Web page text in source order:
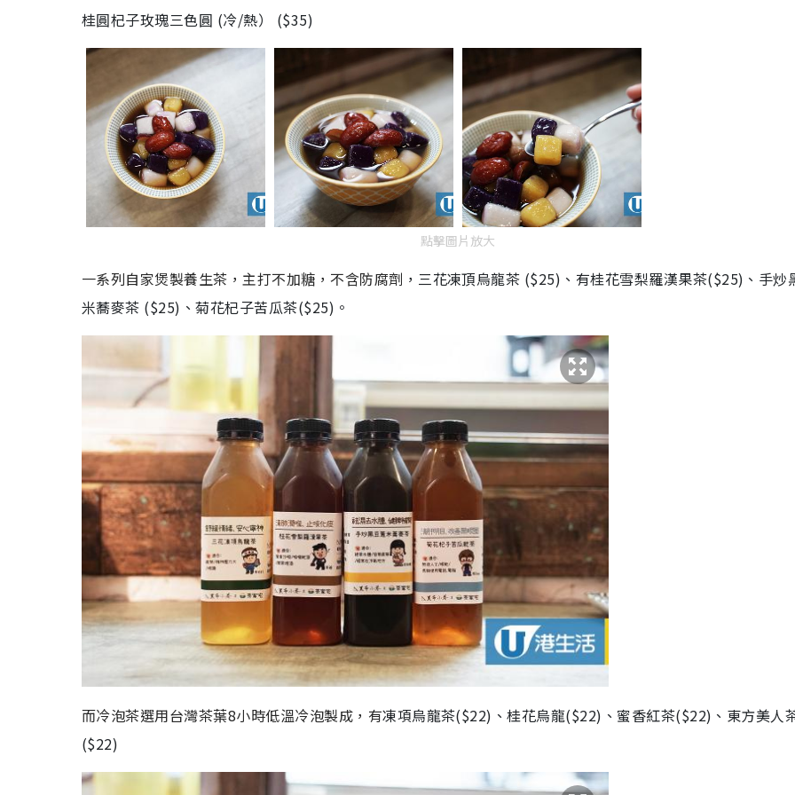
桂圓杞子玫瑰三色圓 (冷/熱） ($35)
點擊圖片放大
一系列自家煲製養生茶，主打不加糖，不含防腐劑 ，三花凍頂烏龍茶 ($25)、有桂花雪梨羅漢果茶($25)、手炒
米蕎麥茶 ($25)、菊花杞子苦瓜茶($25)。
而冷泡茶選用台灣茶葉8小時低溫冷泡製成，有凍項烏龍茶($22)、桂花烏龍($22)、蜜香紅茶($22)、東方美人
($22)